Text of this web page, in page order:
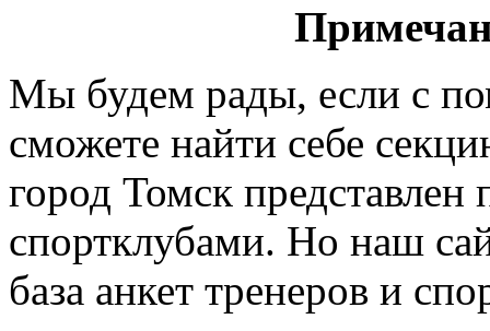
Мы будем рады, если с
сможете найти себе
город Томск
спортклубами. Но наш
база анкет тренеров и